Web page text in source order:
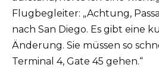
Flugbegleiter: „Achtung,
nach San Diego. Es gibt eine
Änderung. Sie müssen so
Terminal 4, Gate 45 gehen.“